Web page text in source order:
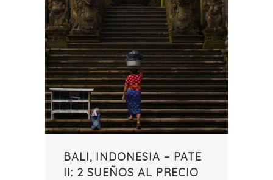
BALI, INDONESIA – PATE
II: 2 SUEÑOS AL PRECIO